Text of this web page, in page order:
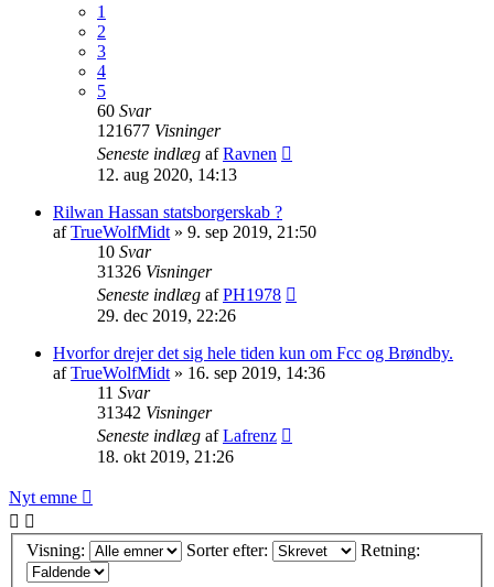
1
2
3
4
5
60 Svar
121677 Visninger
Seneste indlæg afRavnen
12. aug 2020, 14:13
Rilwan Hassan statsborgerskab ?
afTrueWolfMidt » 9. sep 2019, 21:50
10 Svar
31326 Visninger
Seneste indlæg afPH1978
29. dec 2019, 22:26
Hvorfor drejer det sig hele tiden kun om Fcc og Brøndby.
afTrueWolfMidt » 16. sep 2019, 14:36
11 Svar
31342 Visninger
Seneste indlæg afLafrenz
18. okt 2019, 21:26
Nyt emne
Visning: Sorter efter: Retning: